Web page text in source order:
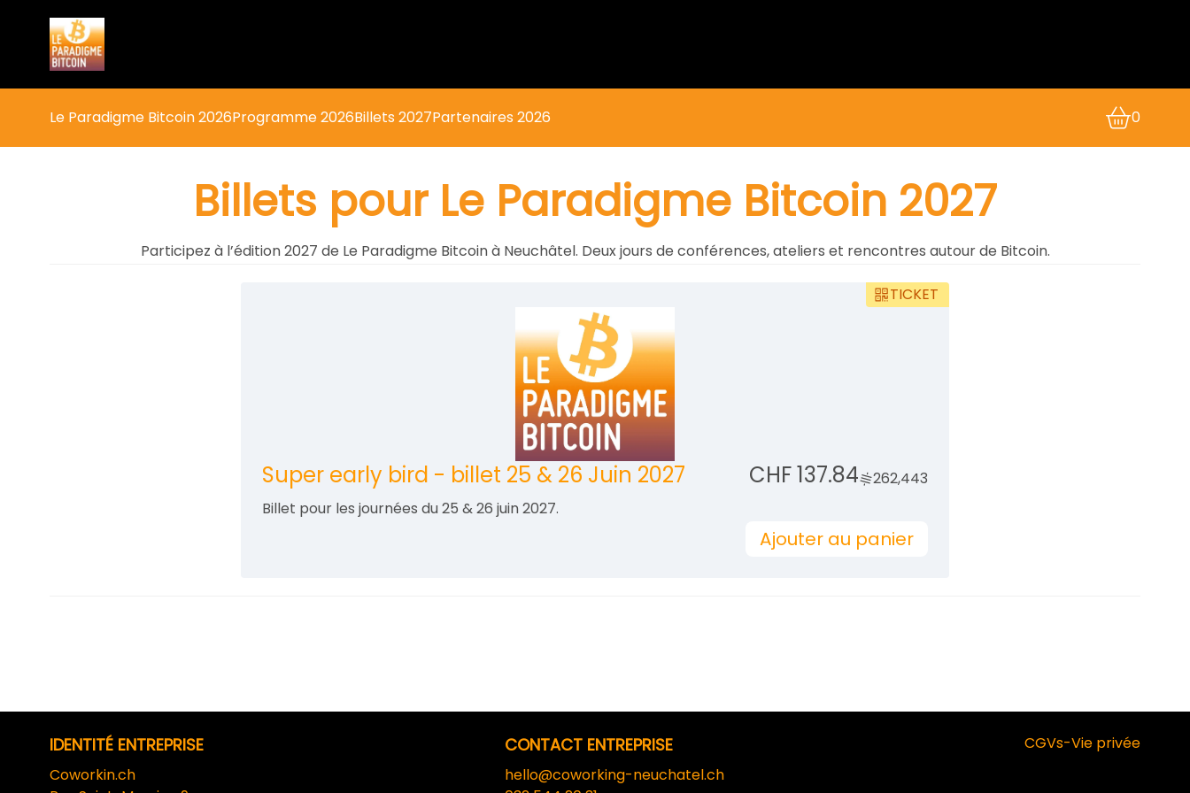
Le Paradigme Bitcoin 2026Programme 2026Billets 2027Partenaires 2026 0
Billets pour Le Paradigme Bitcoin 2027
Participez à l’édition 2027 de Le Paradigme Bitcoin à Neuchâtel. Deux jours de conférences, ateliers et rencontres autour de Bitcoin.
TICKET
Super early bird - billet 25 & 26 Juin 2027 CHF 137.84
262,443
Billet pour les journées du 25 & 26 juin 2027.
Ajouter au panier
IDENTITÉ ENTREPRISE
Coworkin.ch
CONTACT ENTREPRISE
hello@coworking-neuchatel.ch
CGVs-Vie privée